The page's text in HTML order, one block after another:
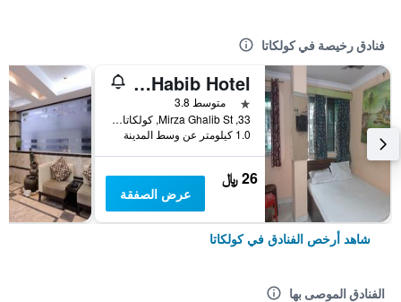
فنادق رخيصة في كولكاتا
Khaja Habib Hotel
نجمة واحدة
متوسط 3.8
33, Mirza Ghalib St, كولكاتا, الهند
1.0 كيلومتر عن وسط المدينة
26 ﷼
عرض الصفقة
شاهد أرخص الفنادق في كولكاتا
الفنادق الموصى بها